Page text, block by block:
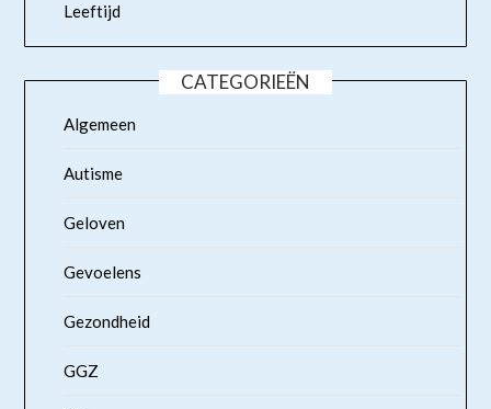
Leeftijd
CATEGORIEËN
Algemeen
Autisme
Geloven
Gevoelens
Gezondheid
GGZ